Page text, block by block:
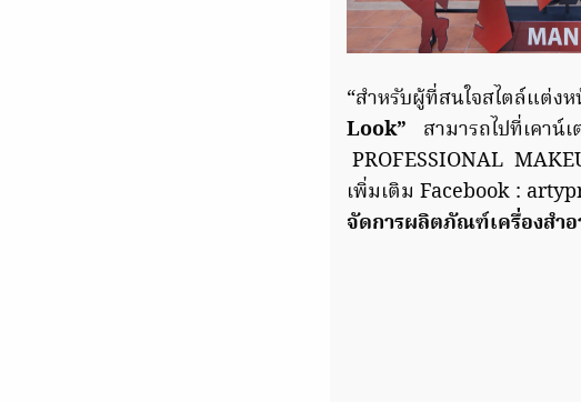
“สำหรับผู้ที่สนใจสไตล์แต่ง
Look” สามารถไปที่เคาน์
PROFESSIONAL
เพิ่มเติม Facebook :
จัดการผลิตภัณฑ์เครื่องสำ